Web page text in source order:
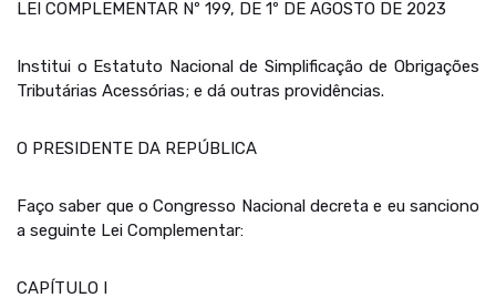
LEI COMPLEMENTAR Nº 199, DE 1º DE AGOSTO DE 2023
Institui o Estatuto Nacional de Simplificação de Obrigações
Tributárias Acessórias; e dá outras providências.
O PRESIDENTE DA REPÚBLICA
Faço saber que o Congresso Nacional decreta e eu sanciono
a seguinte Lei Complementar:
CAPÍTULO I